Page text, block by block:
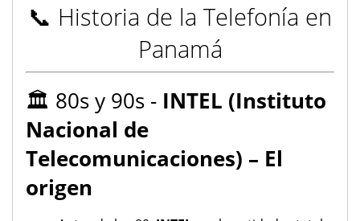
📞 Historia de la Telefonía en
Panamá
🏛️ 80s y 90s - INTEL (Instituto
Nacional de
Telecomunicaciones) – El
origen